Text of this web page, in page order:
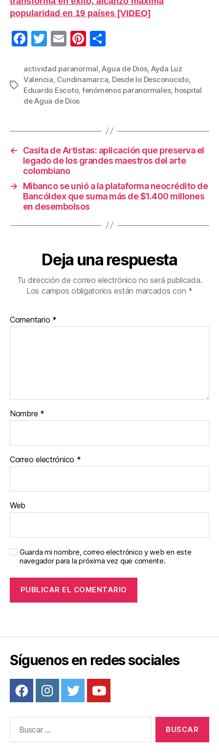
popularidad en 19 países [VIDEO]
F
c
e
b
o
k
T
tt
er
E
ail
Pi
er
e
m
p
Etiquetas
actividad paranormal,Agua de Dios, Ayda Luz
Valencia, Cundinamarca, Desde lo Desconocido,
Eduardo Escoto, fenómenos paranormales, hospital
de Agua de Dios
←
Casita de Artistas: aplicación que preserva el
legado de los grandes maestros del arte
colombiano
→
Mibanco se unió a la plataforma neocrédito de
Bancóldex que suma más de $1.400 millones
en desembolsos
Deja una respuesta
Tu dirección de correo electrónico no será publicada.
Los campos obligatorios están marcados con *
Comentario *
Nombre *
Correo electrónico *
Web
Guarda mi nombre, correo electrónico y web en este
navegador para la próxima vez que comente.
Síguenos en redes sociales